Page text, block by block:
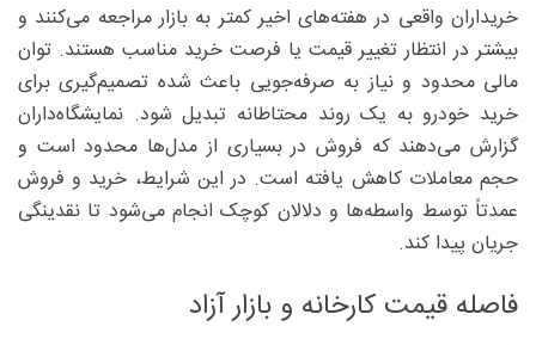
خریداران واقعی در هفته‌های اخیر کمتر به بازار مراجعه می‌کنند و
بیشتر در انتظار تغییر قیمت یا فرصت خرید مناسب هستند. توان
مالی محدود و نیاز به صرفه‌جویی باعث شده تصمیم‌گیری برای
خرید خودرو به یک روند محتاطانه تبدیل شود. نمایشگاه‌داران
گزارش می‌دهند که فروش در بسیاری از مدل‌ها محدود است و
حجم معاملات کاهش یافته است. در این شرایط، خرید و فروش
عمدتاً توسط واسطه‌ها و دلالان کوچک انجام می‌شود تا نقدینگی
جریان پیدا کند.
فاصله قیمت کارخانه و بازار آزاد